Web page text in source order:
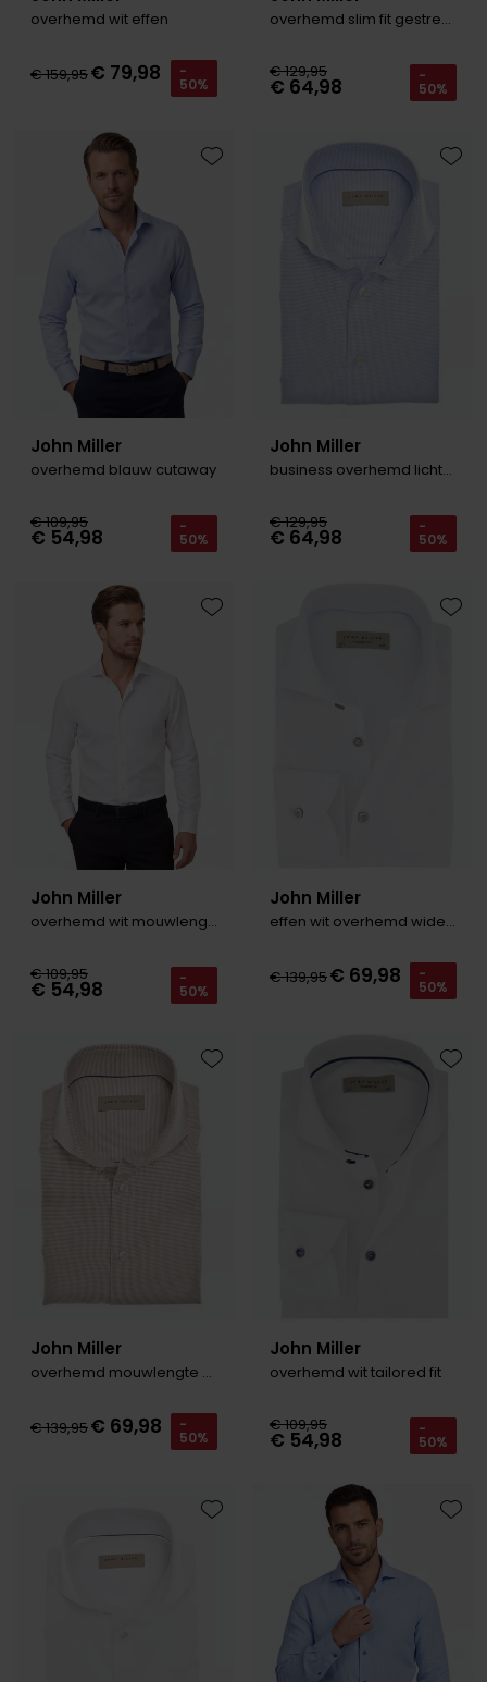
overhemd wit effen
€ 159,95€ 79,98 -
50%
overhemd slim fit gestreept blauw wit
€ 129,95
€ 64,98 -
50%
John Miller
overhemd blauw cutaway
€ 109,95
€ 54,98 -
50%
Toevoegen aan favorieten
John Miller
business overhemd lichtblauw Tailored Fit - Nieuw
€ 129,95
€ 64,98 -
50%
John Miller
overhemd wit mouwlengte 7
€ 109,95
€ 54,98 -
50%
Toevoegen aan favorieten
John Miller
effen wit overhemd wide spread
€ 139,95€ 69,98 -
50%
John Miller
overhemd mouwlengte 7 bruin Tailored Fit
€ 139,95€ 69,98 -
50%
Toevoegen aan favorieten
John Miller
overhemd wit tailored fit
€ 109,95
€ 54,98 -
50%
Toevoegen aan favorieten